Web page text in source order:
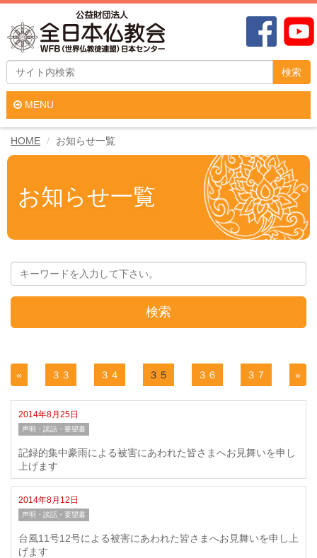
検索
MENU
HOME お知らせ一覧
お知らせ一覧
検索
« ３３ ３４ ３５ ３６ ３７ »
2014年8月25日
声明・談話・要望書
記録的集中豪雨による被害にあわれた皆さまへお見舞いを申し
上げます
2014年8月12日
声明・談話・要望書
台風11号12号による被害にあわれた皆さまへお見舞いを申し上
げます